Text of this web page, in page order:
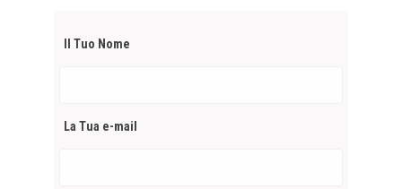
Il Tuo Nome
La Tua e-mail